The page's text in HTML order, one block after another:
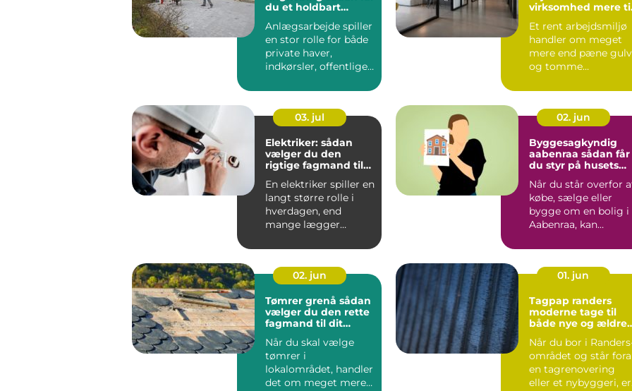
du et holdbart
Anlægsarbejde spiller
en stor rolle for både
private haver,
indkørsler, offentlige
virksomhed mere
arbejdsmiljø
Et rent arbejdsmiljø
handler om meget
mere end pæne
og tomme
mange virksomh...
03. jul
Elektriker: sådan
vælger du den
rigtige fagmand til
En elektriker spiller en
langt større rolle i
hverdagen, end
mange lægger
02. jun
Byggesagkyndig
aabenraa sådan får
du styr på husets
Når du står overfor
købe, sælge eller
bygge om en bolig i
Aabenraa, kan
stan...
02. jun
Tømrer grenå sådan
vælger du den rette
fagmand til dit
Når du skal vælge
tømrer i
lokalområdet, handler
det om meget mere
01. jun
Tagpap randers
moderne tage til
både nye og ældre
Når du bor i
området og står
en tagrenovering
eller et nybyggeri, er